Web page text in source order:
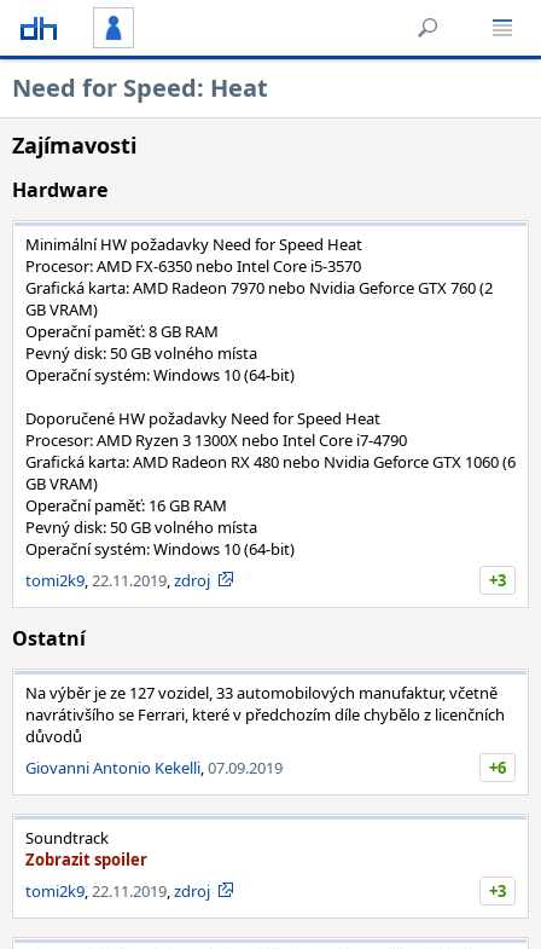
Need for Speed: Heat
Zajímavosti
Hardware
Minimální HW požadavky Need for Speed Heat
Procesor: AMD FX-6350 nebo Intel Core i5-3570
Grafická karta: AMD Radeon 7970 nebo Nvidia Geforce GTX 760 (2
GB VRAM)
Operační paměť: 8 GB RAM
Pevný disk: 50 GB volného místa
Operační systém: Windows 10 (64-bit)
Doporučené HW požadavky Need for Speed Heat
Procesor: AMD Ryzen 3 1300X nebo Intel Core i7-4790
Grafická karta: AMD Radeon RX 480 nebo Nvidia Geforce GTX 1060 (6
GB VRAM)
Operační paměť: 16 GB RAM
Pevný disk: 50 GB volného místa
Operační systém: Windows 10 (64-bit)
tomi2k9,22.11.2019,zdroj +3
Ostatní
Na výběr je ze 127 vozidel, 33 automobilových manufaktur, včetně
navrátivšího se Ferrari, které v předchozím díle chybělo z licenčních
důvodů
Giovanni Antonio Kekelli,07.09.2019 +6
Soundtrack
tomi2k9,22.11.2019,zdroj +3